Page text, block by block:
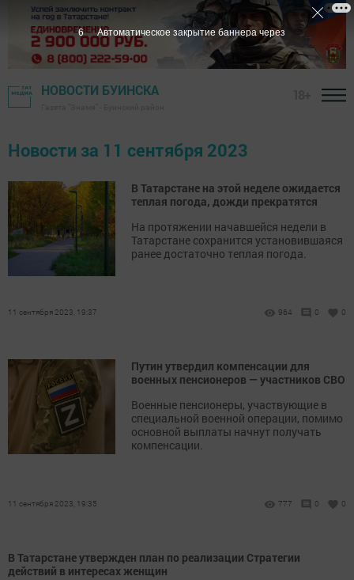
НОВОСТИ БУИНСКА
Новости за 11 сентября 2023
В Татарстане на этой неделе ожидается
теплая погода, дожди прекратятся
На протяжении начавшейся недели в
Татарстане сохранится установившаяся
ранее достаточно теплая погода.
11 сентября 2023, 19:37 964 0 0
Путин утвердил компенсации для
военных пенсионеров — участников СВО
Военные пенсионеры, участвующие в
специальной военной операции, помимо
основной выплаты начнут получать
компенсации.
11 сентября 2023, 19:35 777 0 0
В Татарстане утвержден план по реализации Стратегии
действий в интересах женщин
5 Автоматическое закрытие баннера через